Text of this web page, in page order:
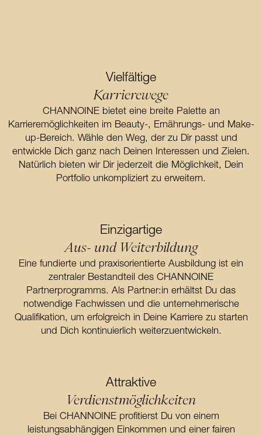
Vielfältige
Karrierewege
CHANNOINE bietet eine breite Palette an
Karrieremöglichkeiten im Beauty-, Ernährungs- und Make-
up-Bereich. Wähle den Weg, der zu Dir passt und
entwickle Dich ganz nach Deinen Interessen und Zielen.
Natürlich bieten wir Dir jederzeit die Möglichkeit, Dein
Portfolio unkompliziert zu erweitern.
Einzigartige
Aus- und Weiterbildung
Eine fundierte und praxisorientierte Ausbildung ist ein
zentraler Bestandteil des CHANNOINE
Partnerprogramms. Als Partner:in erhältst Du das
notwendige Fachwissen und die unternehmerische
Qualifikation, um erfolgreich in Deine Karriere zu starten
und Dich kontinuierlich weiterzuentwickeln.
Attraktive
Verdienstmöglichkeiten
Bei CHANNOINE profitierst Du von einem
leistungsabhängigen Einkommen und einer fairen